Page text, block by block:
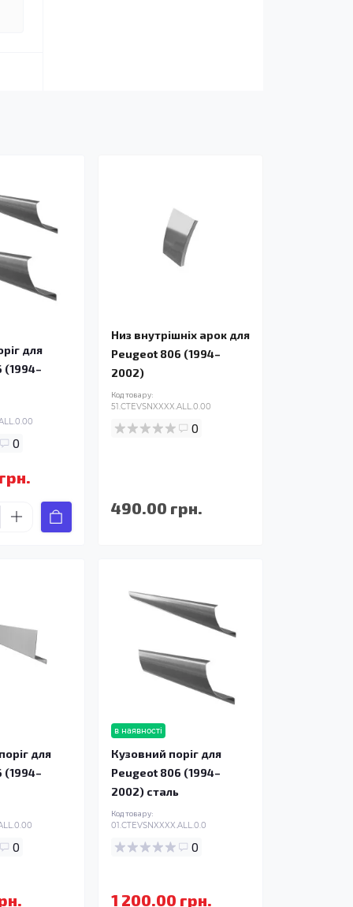
для
(1994–
0
Низ внутрішніх арок для
Peugeot 806 (1994–
2002)
Код товару:
51.CTEVSNXXXX.ALL.0.00
0
490.00 грн.
для
(1994–
0
в наявності
Кузовний поріг для
Peugeot 806 (1994–
2002) сталь
Код товару:
01.CTEVSNXXXX.ALL.0.0
0
1 200.00 грн.